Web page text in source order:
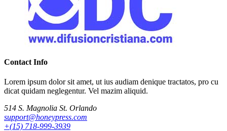
Contact Info
Lorem ipsum dolor sit amet, ut ius audiam denique tractatos, pro cu
dicat quidam neglegentur. Vel mazim aliquid.
514 S. Magnolia St. Orlando
support@honeypress.com
+(15) 718-999-3939